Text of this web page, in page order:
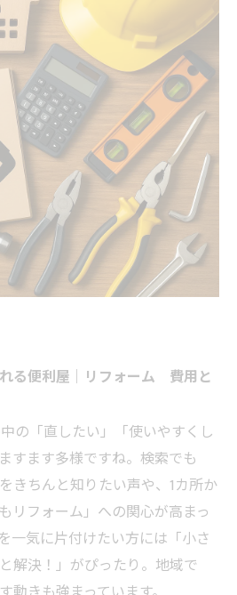
る便利屋｜リフォーム 費用と
の「直したい」「使いやすくし
すます多様ですね。検索でも
きちんと知りたい声や、1カ所か
リフォーム」への関心が高まっ
一気に片付けたい方には「小さ
解決！」がぴったり。地域で